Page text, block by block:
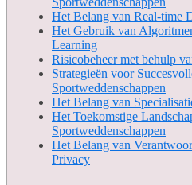
Het Belang van Real-time
Het Gebruik van
Learning
Risicobeheer met behulp
Strategieën voor
Sportweddenschappen
Het Belang van
Het Toekomstige
Sportweddenschappen
Het Belang van
Privacy